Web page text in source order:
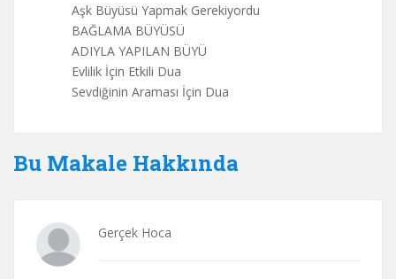
Aşk Büyüsü Yapmak Gerekiyordu
BAĞLAMA BÜYÜSÜ
ADIYLA YAPILAN BÜYÜ
Evlilik İçin Etkili Dua
Sevdiğinin Araması İçin Dua
Bu Makale Hakkında
Gerçek Hoca